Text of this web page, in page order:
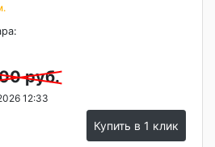
руб.
12:33
Купить в 1 клик